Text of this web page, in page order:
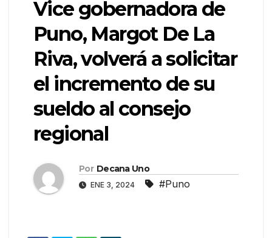
Vice gobernadora de
Puno, Margot De La
Riva, volverá a solicitar
el incremento de su
sueldo al consejo
regional
Por Decana Uno
ENE 3, 2024 #Puno